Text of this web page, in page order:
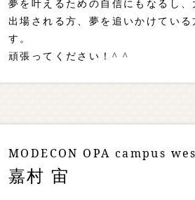
夢を叶えるための自信にもなるし
出場される方、夢を追いかけてい
す。
頑張ってください！^ ^
MODECON OPA campus
嘉村 宙